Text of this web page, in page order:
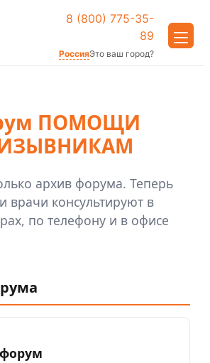
8 (800) 775-35-
89
РоссияЭто ваш город?
ПОМОЩИ
архив форума. Теперь
врачи консультируют в
по телефону и в офисе